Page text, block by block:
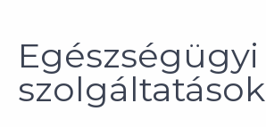
Egészségügyi
szolgáltatások